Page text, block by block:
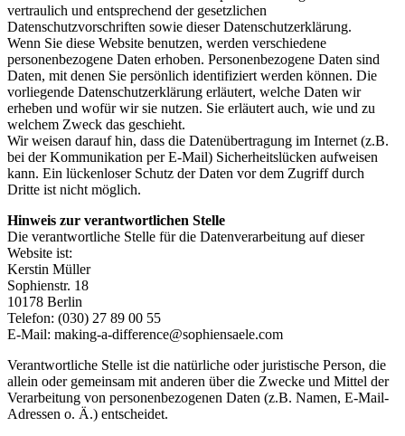
vertraulich und entsprechend der gesetzlichen
Datenschutzvorschriften sowie dieser Datenschutzerklärung.
Wenn Sie diese Website benutzen, werden verschiedene
personenbezogene Daten erhoben. Personenbezogene Daten sind
Daten, mit denen Sie persönlich identifiziert werden können. Die
vorliegende Datenschutzerklärung erläutert, welche Daten wir
erheben und wofür wir sie nutzen. Sie erläutert auch, wie und zu
welchem Zweck das geschieht.
Wir weisen darauf hin, dass die Datenübertragung im Internet (z.B.
bei der Kommunikation per E-Mail) Sicherheitslücken aufweisen
kann. Ein lückenloser Schutz der Daten vor dem Zugriff durch
Dritte ist nicht möglich.
Hinweis zur verantwortlichen Stelle
Die verantwortliche Stelle für die Datenverarbeitung auf dieser
Website ist:
Kerstin Müller
Sophienstr. 18
10178 Berlin
Telefon: (030) 27 89 00 55
E-Mail: making-a-difference@sophiensaele.com
Verantwortliche Stelle ist die natürliche oder juristische Person, die
allein oder gemeinsam mit anderen über die Zwecke und Mittel der
Verarbeitung von personenbezogenen Daten (z.B. Namen, E-Mail-
Adressen o. Ä.) entscheidet.